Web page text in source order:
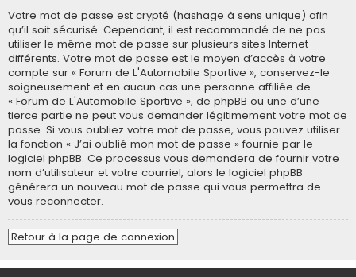
Votre mot de passe est crypté (hashage à sens unique) afin
qu’il soit sécurisé. Cependant, il est recommandé de ne pas
utiliser le même mot de passe sur plusieurs sites Internet
différents. Votre mot de passe est le moyen d’accès à votre
compte sur « Forum de L'Automobile Sportive », conservez-le
soigneusement et en aucun cas une personne affiliée de
« Forum de L'Automobile Sportive », de phpBB ou une d’une
tierce partie ne peut vous demander légitimement votre mot de
passe. Si vous oubliez votre mot de passe, vous pouvez utiliser
la fonction « J’ai oublié mon mot de passe » fournie par le
logiciel phpBB. Ce processus vous demandera de fournir votre
nom d’utilisateur et votre courriel, alors le logiciel phpBB
générera un nouveau mot de passe qui vous permettra de
vous reconnecter.
Retour à la page de connexion